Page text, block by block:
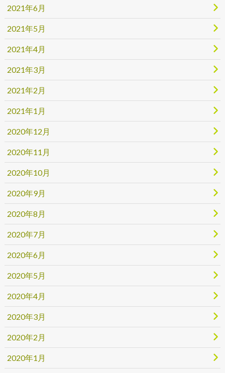
2021年6月
2021年5月
2021年4月
2021年3月
2021年2月
2021年1月
2020年12月
2020年11月
2020年10月
2020年9月
2020年8月
2020年7月
2020年6月
2020年5月
2020年4月
2020年3月
2020年2月
2020年1月